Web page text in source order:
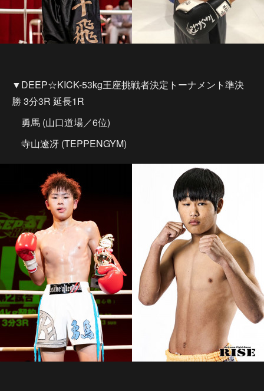
▼DEEP☆KICK-53kg王座挑戦者決定トーナメント準決
勝 3分3R 延長1R
勇馬 (山口道場／6位)
寺山遼冴 (TEPPENGYM)